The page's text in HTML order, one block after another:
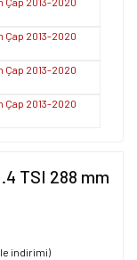
TSI 288 mm
indirimi)